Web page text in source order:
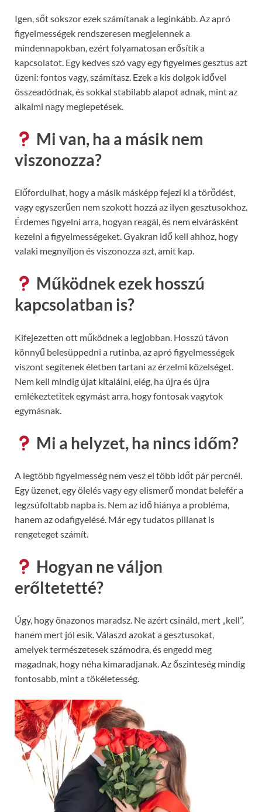
Igen, sőt sokszor ezek számítanak a leginkább. Az apró
figyelmességek rendszeresen megjelennek a
mindennapokban, ezért folyamatosan erősítik a
kapcsolatot. Egy kedves szó vagy egy figyelmes gesztus azt
üzeni: fontos vagy, számítasz. Ezek a kis dolgok idővel
összeadódnak, és sokkal stabilabb alapot adnak, mint az
alkalmi nagy meglepetések.
Mi van, ha a másik nem
viszonozza?
Előfordulhat, hogy a másik másképp fejezi ki a törődést,
vagy egyszerűen nem szokott hozzá az ilyen gesztusokhoz.
Érdemes figyelni arra, hogyan reagál, és nem elvárásként
kezelni a figyelmességeket. Gyakran idő kell ahhoz, hogy
valaki megnyíljon és viszonozza azt, amit kap.
Működnek ezek hosszú
kapcsolatban is?
Kifejezetten ott működnek a legjobban. Hosszú távon
könnyű belesüppedni a rutinba, az apró figyelmességek
viszont segítenek életben tartani az érzelmi közelséget.
Nem kell mindig újat kitalálni, elég, ha újra és újra
emlékeztetitek egymást arra, hogy fontosak vagytok
egymásnak.
Mi a helyzet, ha nincs időm?
A legtöbb figyelmesség nem vesz el több időt pár percnél.
Egy üzenet, egy ölelés vagy egy elismerő mondat belefér a
legzsúfoltabb napba is. Nem az idő hiánya a probléma,
hanem az odafigyelésé. Már egy tudatos pillanat is
rengeteget számít.
Hogyan ne váljon
erőltetetté?
Úgy, hogy önazonos maradsz. Ne azért csináld, mert „kell”,
hanem mert jól esik. Válaszd azokat a gesztusokat,
amelyek természetesek számodra, és engedd meg
magadnak, hogy néha kimaradjanak. Az őszinteség mindig
fontosabb, mint a tökéletesség.